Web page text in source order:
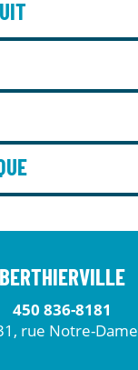
BERTHIERVILLE
450 836-8181
rue Notre-Dame